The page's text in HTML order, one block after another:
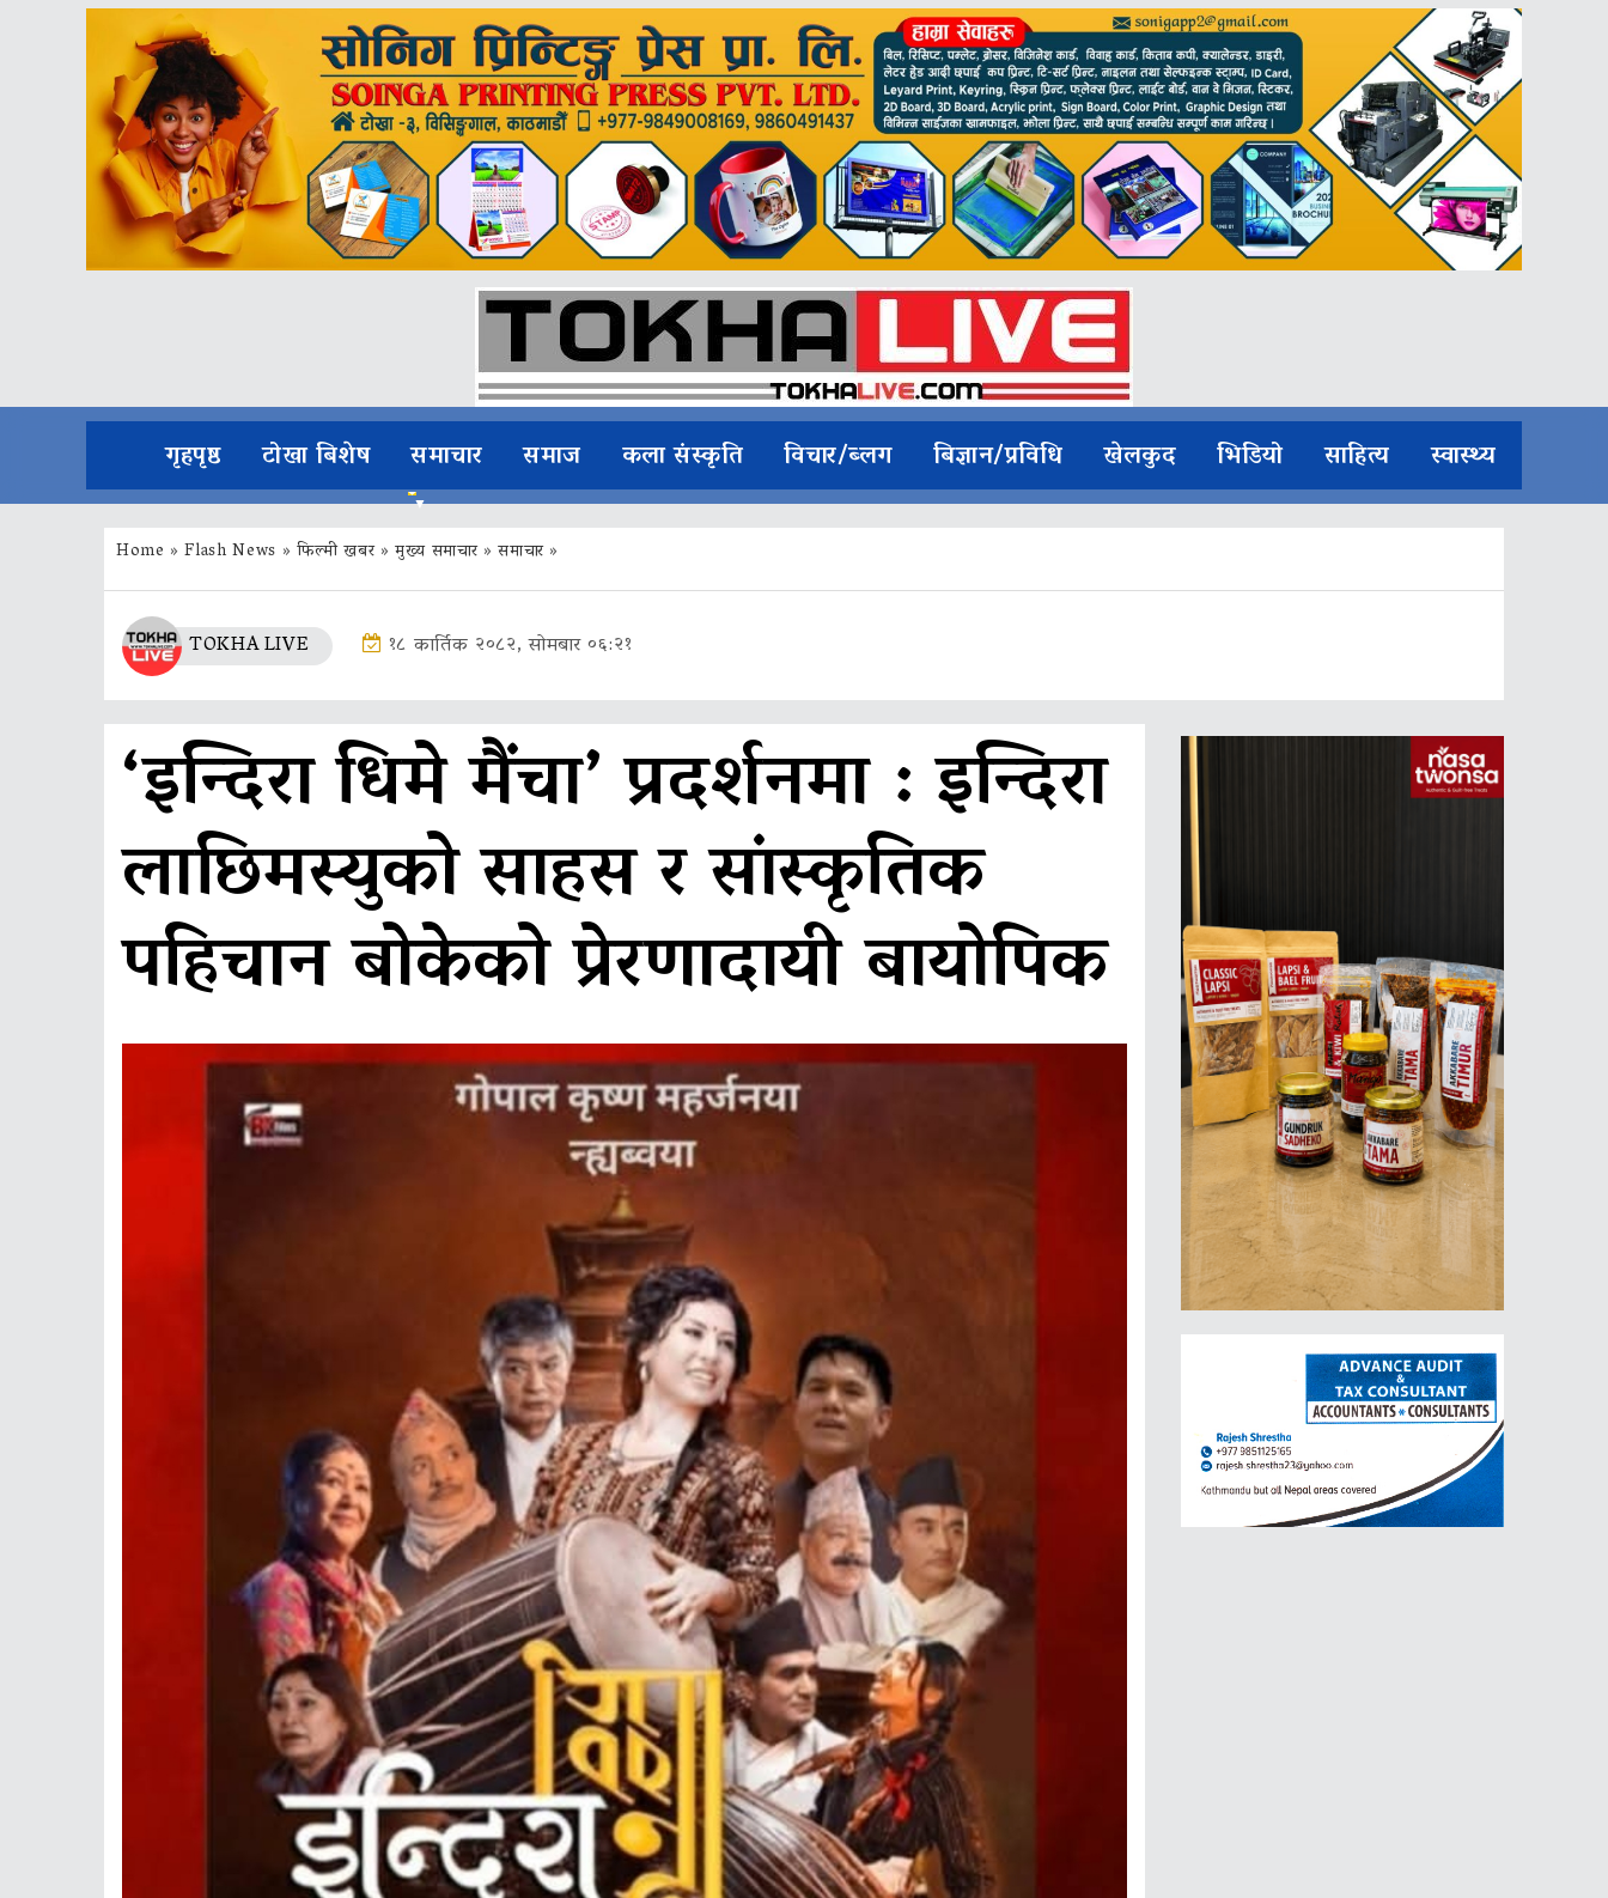
गृहपृष्ठ टोखा बिशेष समाचार समाज कला संस्कृति विचार/ब्लग बिज्ञान/प्रविधि खेलकुद भिडियो साहित्य स्वास्थ्य
Home »Flash News » फिल्मी खबर»मुख्य समाचार»समाचार»
TOKHA LIVE १८ कार्तिक २०८२, सोमबार ०६:२१
‘इन्दिरा धिमे मैंचा’ प्रदर्शनमा : इन्दिरा
लाछिमस्युको साहस र सांस्कृतिक
पहिचान बोकेको प्रेरणादायी बायोपिक